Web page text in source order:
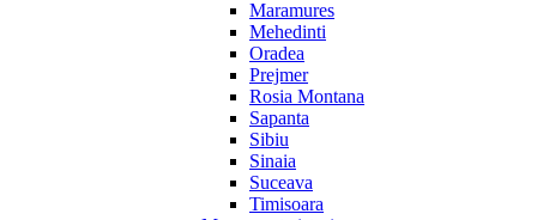
Maramures
Mehedinti
Oradea
Prejmer
Rosia Montana
Sapanta
Sibiu
Sinaia
Suceava
Timisoara